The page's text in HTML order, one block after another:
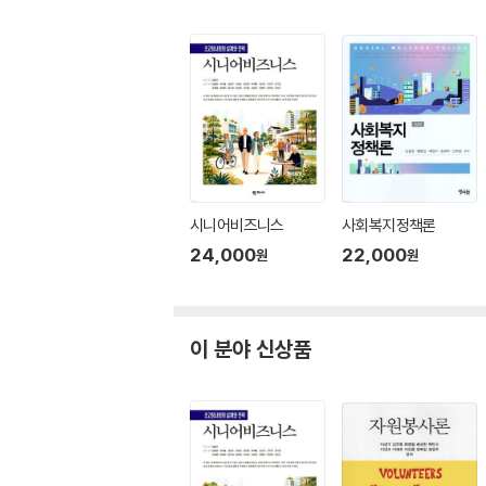
시니어비즈니스
24,000원
사회복지정책론
22,000원
이 분야 신상품